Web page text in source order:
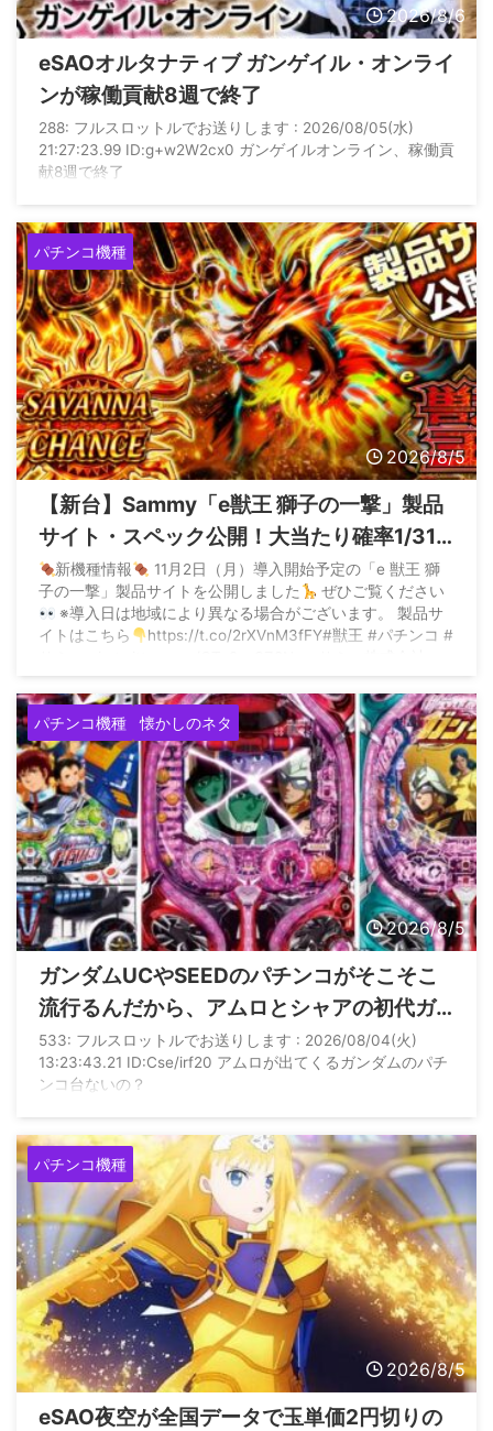
2026/8/6
eSAOオルタナティブ ガンゲイル・オンライ
ンが稼働貢献8週で終了
288: フルスロットルでお送りします : 2026/08/05(水)
21:27:23.99 ID:g+w2W2cx0 ガンゲイルオンライン、稼働貢
献8週で終了
パチンコ機種
2026/8/5
【新台】Sammy「e獣王 獅子の一撃」製品
サイト・スペック公開！大当たり確率1/319
のドデカS搭載、サバンナチャンスは平均
9800個出るらしい
新機種情報
11月2日（月）導入開始予定の「e 獣王 獅
子の一撃」製品サイトを公開しました
ぜひご覧ください
※導入日は地域により異なる場合がございます。 製品サ
イトはこちら
https://t.co/2rXVnM3fFY#獣王 #パチンコ #
パチンコ機種 懐かしのネタ
2026/8/5
ガンダムUCやSEEDのパチンコがそこそこ
流行るんだから、アムロとシャアの初代ガ
ンダムで出してくれないかな？
533: フルスロットルでお送りします : 2026/08/04(火)
13:23:43.21 ID:Cse/irf20 アムロが出てくるガンダムのパチ
ンコ台ないの？
パチンコ機種
2026/8/5
eSAO夜空が全国データで玉単価2円切りの